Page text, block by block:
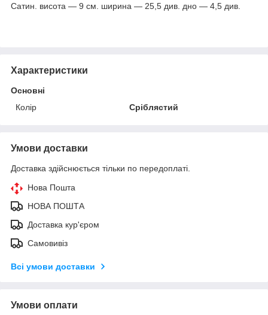
Сатин. висота — 9 см. ширина — 25,5 див. дно — 4,5 див.
Характеристики
Основні
Колір
Сріблястий
Умови доставки
Доставка здійснюється тільки по передоплаті.
Нова Пошта
НОВА ПОШТА
Доставка кур'єром
Самовивіз
Всі умови доставки
Умови оплати